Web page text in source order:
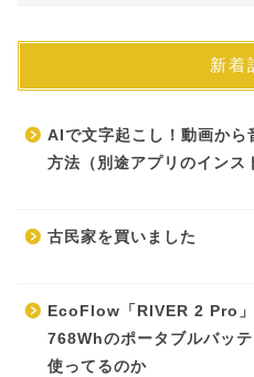
新着
AIで文字起こし！動画から
方法（別途アプリのインス
古民家を買いました
EcoFlow「RIVER 2 Pro
768Whのポータブルバッ
使ってるのか